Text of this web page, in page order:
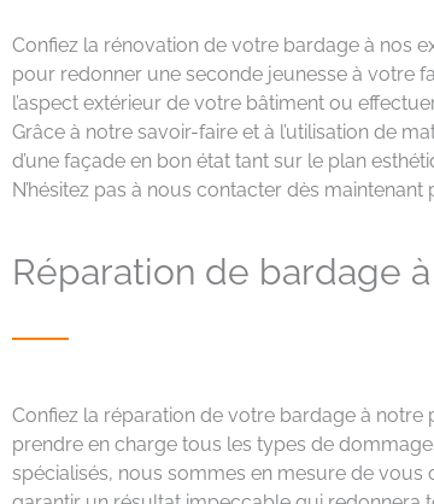
Confiez la rénovation de votre bardage à nos
pour redonner une seconde jeunesse à votre
l’aspect extérieur de votre bâtiment ou
Grâce à notre savoir-faire et à l’utilisation de
d’une façade en bon état tant sur le plan
N’hésitez pas à nous contacter dès
Réparation de bardage
Confiez la réparation de votre bardage à
prendre en charge tous les types de
spécialisés, nous sommes en mesure de